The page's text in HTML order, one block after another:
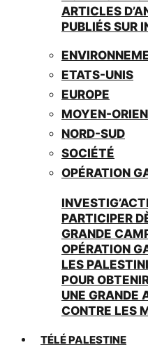
ARTICLES
PUBLIÉS SUR
ETATS-UNIS
EUROPE
MOYEN-
NORD-SUD
SOCIÉTÉ
OPÉRATION
PARTICIPER
GRANDE
OPÉRATION
LES
POUR
UNE GRANDE
CONTRE LES
TÉLÉ PALESTINE